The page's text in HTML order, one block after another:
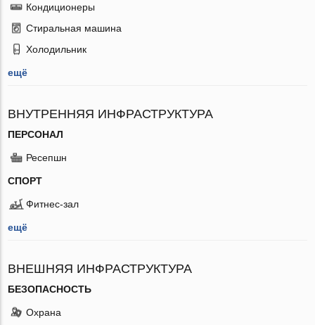
Кондиционеры
Стиральная машина
Холодильник
ещё
ВНУТРЕННЯЯ ИНФРАСТРУКТУРА
ПЕРСОНАЛ
Ресепшн
СПОРТ
Фитнес-зал
ещё
ВНЕШНЯЯ ИНФРАСТРУКТУРА
БЕЗОПАСНОСТЬ
Охрана